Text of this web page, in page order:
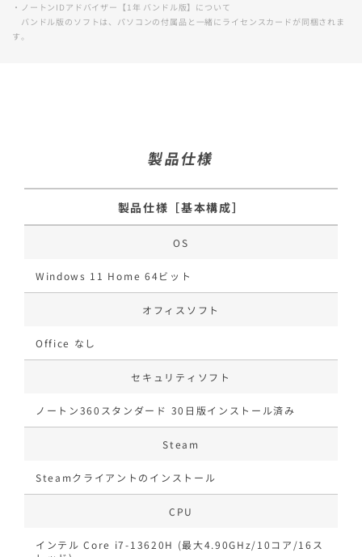
・ノートンIDアドバイザー【1年 バンドル版】について
バンドル版のソフトは、パソコンの付属品と一緒にライセンスカードが同梱されま
す。
製品仕様
製品仕様［基本構成］
OS
Windows 11 Home 64ビット
オフィスソフト
Office なし
セキュリティソフト
ノートン360スタンダード 30日版インストール済み
Steam
Steamクライアントのインストール
CPU
インテル Core i7-13620H (最大4.90GHz/10コア/16ス